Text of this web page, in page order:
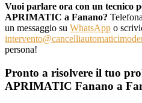
Vuoi parlare ora con un tecnico
APRIMATIC a Fanano?
un messaggio su WhatsApp o
persona!
Pronto a risolvere il tuo
APRIMATIC Fanano a